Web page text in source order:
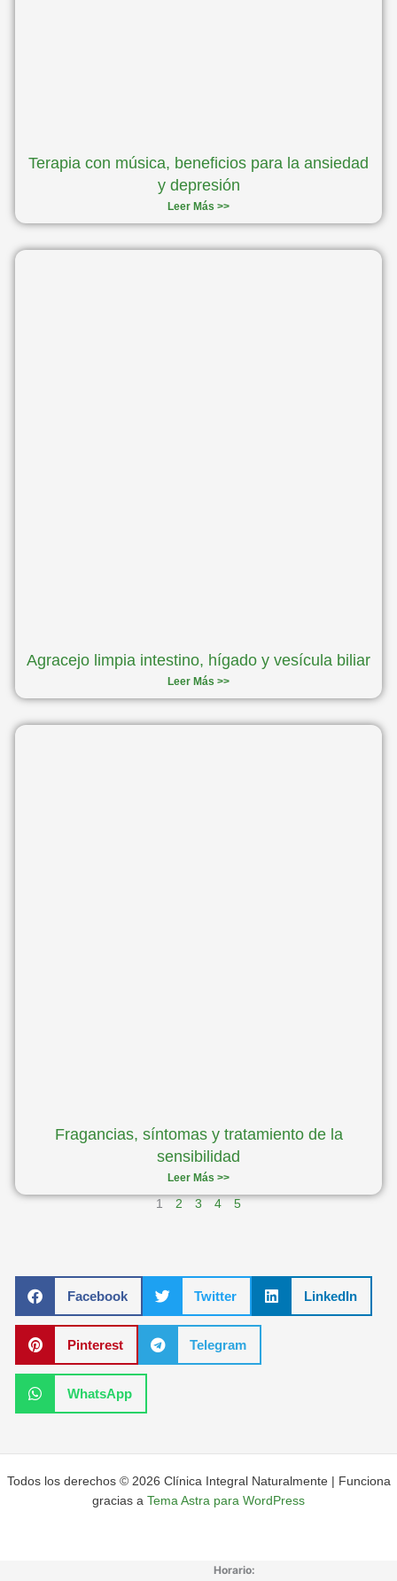
Terapia con música, beneficios para la ansiedad
y depresión
Leer Más >>
Agracejo limpia intestino, hígado y vesícula biliar
Leer Más >>
Fragancias, síntomas y tratamiento de la
sensibilidad
Leer Más >>
1 2 3 4 5
Facebook Twitter LinkedIn
Pinterest Telegram
WhatsApp
Todos los derechos © 2026 Clínica Integral Naturalmente | Funciona
gracias a Tema Astra para WordPress
Horario: